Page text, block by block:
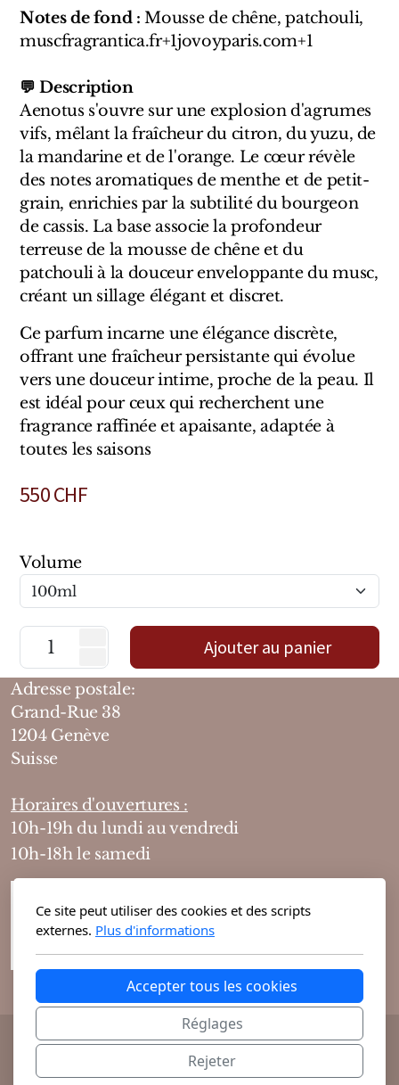
Notes de fond : Mousse de chêne, patchouli,
muscfragrantica.fr+1jovoyparis.com+1
💬 Description
Aenotus s'ouvre sur une explosion d'agrumes
vifs, mêlant la fraîcheur du citron, du yuzu, de
la mandarine et de l'orange. Le cœur révèle
des notes aromatiques de menthe et de petit-
grain, enrichies par la subtilité du bourgeon
de cassis. La base associe la profondeur
terreuse de la mousse de chêne et du
patchouli à la douceur enveloppante du musc,
créant un sillage élégant et discret.
Ce parfum incarne une élégance discrète,
offrant une fraîcheur persistante qui évolue
vers une douceur intime, proche de la peau. Il
est idéal pour ceux qui recherchent une
fragrance raffinée et apaisante, adaptée à
toutes les saisons
550CHF
Volume
Ajouter au panier
Adresse postale:
Grand-Rue 38
1204 Genève
Suisse
Horaires d'ouvertures :
10h-19h du lundi au vendredi
10h-18h le samedi
@ 2026 Theodora Haute Parfumerie vous
propose ses parfums de niche et cosmétiques
Ce site peut utiliser des cookies et des scripts
externes. Plus d'informations
Accepter tous les cookies
Réglages
Rejeter
Clive Christian
Marques Argentines
Altaia
Pour Lui
Pour Elle
Mixte
Bougies
Diffuseurs
Cosmétiques